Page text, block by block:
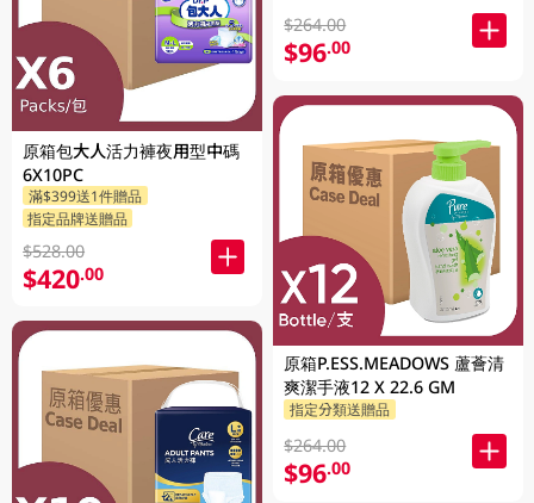
原箱包大人活力褲夜用型中碼
6X10PC
滿$399送1件贈品
指定品牌送贈品
$528.00
$420.00
$264.00
$96.00
原箱P.ESS.MEADOWS 蘆薈清
爽潔手液12 X 22.6 GM
指定分類送贈品
$264.00
$96.00